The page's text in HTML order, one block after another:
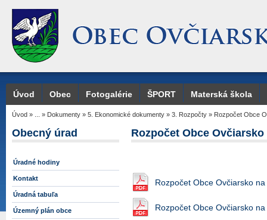
Úvod Obec Fotogalérie ŠPORT Materská škola
Úvod » » Dokumenty » 5. Ekonomické dokumenty » 3. Rozpočty » Rozpočet Obce
Obecný úrad
Úradné hodiny
Kontakt
Úradná tabuľa
Územný plán obce
Rozpočet Obce Ovčiarsko
Rozpočet Obce Ovčiarsko
Rozpočet Obce Ovčiarsko